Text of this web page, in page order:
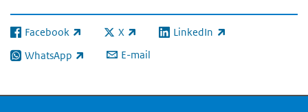
Facebook
(externe link) X
(externe link) LinkedIn
(externe link)
WhatsApp
(externe link) E-mail